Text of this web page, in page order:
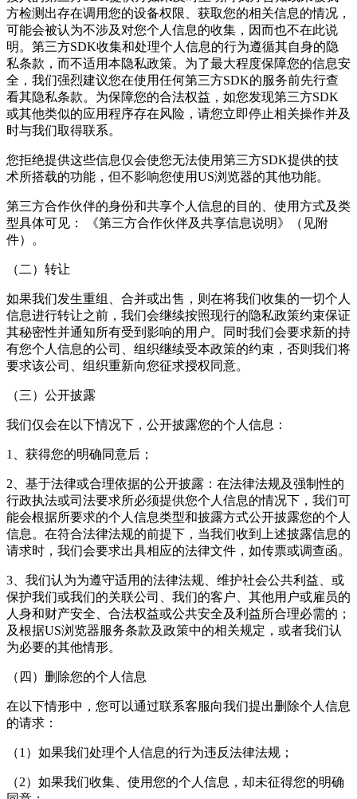
方检测出存在调用您的设备权限、获取您的相关信息的情况，
可能会被认为不涉及对您个人信息的收集，因而也不在此说
明。第三方SDK收集和处理个人信息的行为遵循其自身的隐
私条款，而不适用本隐私政策。为了最大程度保障您的信息安
全，我们强烈建议您在使用任何第三方SDK的服务前先行查
看其隐私条款。为保障您的合法权益，如您发现第三方SDK
或其他类似的应用程序存在风险，请您立即停止相关操作并及
时与我们取得联系。
您拒绝提供这些信息仅会使您无法使用第三方SDK提供的技
术所搭载的功能，但不影响您使用US浏览器的其他功能。
第三方合作伙伴的身份和共享个人信息的目的、使用方式及类
型具体可见： 《第三方合作伙伴及共享信息说明》（见附
件）。
（二）转让
如果我们发生重组、合并或出售，则在将我们收集的一切个人
信息进行转让之前，我们会继续按照现行的隐私政策约束保证
其秘密性并通知所有受到影响的用户。同时我们会要求新的持
有您个人信息的公司、组织继续受本政策的约束，否则我们将
要求该公司、组织重新向您征求授权同意。
（三）公开披露
我们仅会在以下情况下，公开披露您的个人信息：
1、获得您的明确同意后；
2、基于法律或合理依据的公开披露：在法律法规及强制性的
行政执法或司法要求所必须提供您个人信息的情况下，我们可
能会根据所要求的个人信息类型和披露方式公开披露您的个人
信息。在符合法律法规的前提下，当我们收到上述披露信息的
请求时，我们会要求出具相应的法律文件，如传票或调查函。
3、我们认为为遵守适用的法律法规、维护社会公共利益、或
保护我们或我们的关联公司、我们的客户、其他用户或雇员的
人身和财产安全、合法权益或公共安全及利益所合理必需的；
及根据US浏览器服务条款及政策中的相关规定，或者我们认
为必要的其他情形。
（四）删除您的个人信息
在以下情形中，您可以通过联系客服向我们提出删除个人信息
的请求：
（1）如果我们处理个人信息的行为违反法律法规；
（2）如果我们收集、使用您的个人信息，却未征得您的明确